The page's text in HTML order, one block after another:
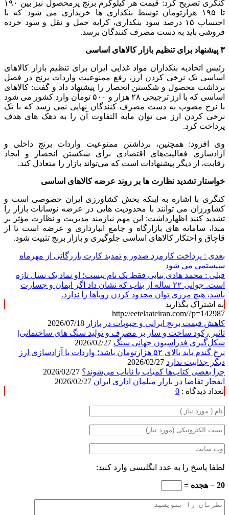
کنگری تصریح کرد: قیمت هر کیلوگرم برنج پرمحصول نیز بین ۱۹۰
تا ۱۹۵ هزارتومان توسط بنکداری ها خریداری می شود که با
احتساب ۱۵ درصد سود بنکداری، کرایه حمل و نقل و سود خرده
فروشی باید به دست مصرف کنندگان برسد.
۳ پیشنهاد برای تنظیم بازار کالاهای اساسی
رئیس اتحادیه بنکداران مواد غذایی ایران برای تنظیم بازار کالاهای
اساسی تک نرخی کردن ارز، رفع ممنوعیت واردات برنج در فصل
برداشت محصول و شکستن انحصار را پیشنهاد داد و گفت: کالاهای
اساسی که با ارز ترجیحی ۲۸ هزار و ۵۰۰ تومان وارد کشور می شود
با نرخ مصوب به دست مصرف کنندگان نهایی نمی رسد که با تک
نرخی کردن ارز می توان مابه التفاوت آن را به دهک های هدف
پرداخت کرد.
وی افزود: همچنین، برداشتن ممنوعیت واردات برنج داخلی و
آزادسازی فعالیت‌های اقتصادی برای شکستن انحصار و ایجاد
رقابت، از دیگر پیشنهادات است که می‌تواند بازار را متعادل‌ کند.
خواستار تشدید نظارت ها بر روند عرضه کالاهای اساسی
کنگری با اشاره به اینکه بخش کشاورزی ایران خصوصی است و
کشاورزان می‌ توانند با محدودیت‌ هایی در عرضه نوسانات بازار را
تشدید کنند اظهارداشت: این مهم نیازمند مدیریت و نظارت مؤثر بر
مبدا، سامانه های بازارگاه و جامع انبارداری و عرضه است تا از
قاچاق و احتکار کالاهای اساسی جلوگیری و بازار برنج تثبیت شود.
بعدی : پرداخت کارمزد صدور و تمدید کارت بازرگانی از مهرماه
سیستمی می شود
قبلی : محمد هادی بنابی فقط یک نام نیست؛ او نماد یک نسل تازه
است. جوانی ۲۲ ساله از بناب که نشان داد اگر ایمان و جسارت
باشد، هیچ مرزی توان محدود کردن رویاها را ندارد.
به اشتراک بگذارید
http://eetelaateiran.com/?p=142987
کاهش قیمت برنج ایرانی و حبوبات در بازار
تاثیر رکود ساخت و ساز بر مصرف و تولید سنگ های ساختمانی|
شکل‌گیری فدراسیون جهانی سنگ
نرخ گندم باید بالای ۵۲ هزارتومان باشد؛ واردات با آزادسازی ارز
دیگر جذابیت ندارد
چرا بعضی کتاب‌ها کمیاب یا نایاب می‌شوند؟
انفجار تقاضا در بازار مبلمان اداری ایران
تعداد دیدگاه : 0
لطفا پاسخ را به عدد انگلیسی وارد کنید:
20 − هجده =